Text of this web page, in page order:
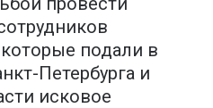
подали в
Петербурга и
исковое